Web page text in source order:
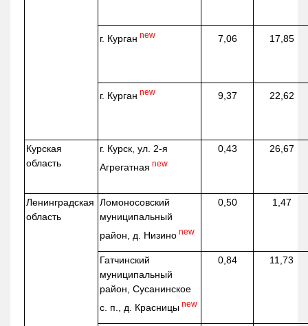
г. Курган new 7,06 17,85
г. Курган new 9,37 22,62
Курская
область
г. Курск, ул. 2-я
Агрегатная new
0,43 26,67
Ленинградская
область
Ломоносовский
муниципальный
район, д. Низино new
0,50 1,47
Гатчинский
муниципальный
район, Сусанинское
с. п., д. Красницы new
0,84 11,73